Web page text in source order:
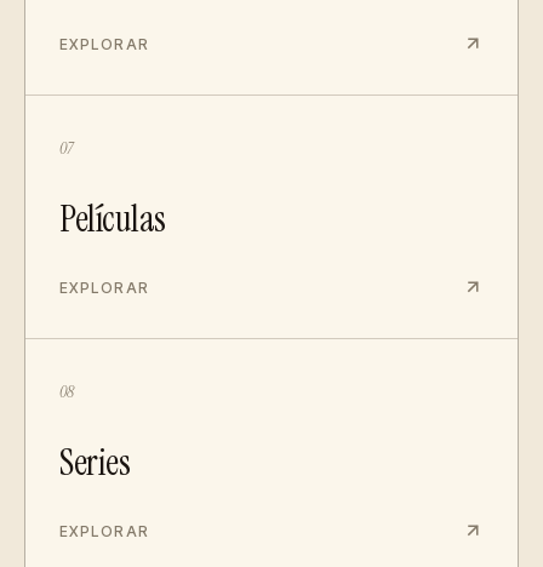
EXPLORAR
07
Películas
EXPLORAR
08
Series
EXPLORAR